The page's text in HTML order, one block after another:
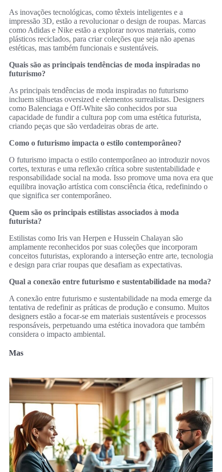
As inovações tecnológicas, como têxteis inteligentes e a
impressão 3D, estão a revolucionar o design de roupas. Marcas
como Adidas e Nike estão a explorar novos materiais, como
plásticos reciclados, para criar coleções que seja não apenas
estéticas, mas também funcionais e sustentáveis.
Quais são as principais tendências de moda inspiradas no
futurismo?
As principais tendências de moda inspiradas no futurismo
incluem silhuetas oversized e elementos surrealistas. Designers
como Balenciaga e Off-White são conhecidos por sua
capacidade de fundir a cultura pop com uma estética futurista,
criando peças que são verdadeiras obras de arte.
Como o futurismo impacta o estilo contemporâneo?
O futurismo impacta o estilo contemporâneo ao introduzir novos
cortes, texturas e uma reflexão crítica sobre sustentabilidade e
responsabilidade social na moda. Isso promove uma nova era que
equilibra inovação artística com consciência ética, redefinindo o
que significa ser contemporâneo.
Quem são os principais estilistas associados à moda
futurista?
Estilistas como Iris van Herpen e Hussein Chalayan são
amplamente reconhecidos por suas coleções que incorporam
conceitos futuristas, explorando a interseção entre arte, tecnologia
e design para criar roupas que desafiam as expectativas.
Qual a conexão entre futurismo e sustentabilidade na moda?
A conexão entre futurismo e sustentabilidade na moda emerge da
tentativa de redefinir as práticas de produção e consumo. Muitos
designers estão a focar-se em materiais sustentáveis e processos
responsáveis, perpetuando uma estética inovadora que também
considera o impacto ambiental.
Mas